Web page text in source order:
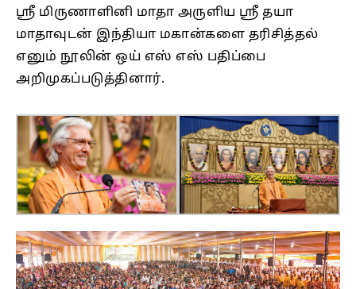
ஸ்ரீ மிருணாளினி மாதா அருளிய ஸ்ரீ தயா
மாதாவுடன் இந்தியா மகான்களை தரிசித்தல்
எனும் நூலின் ஒய் எஸ் எஸ் பதிப்பை
அறிமுகப்படுத்தினார்.